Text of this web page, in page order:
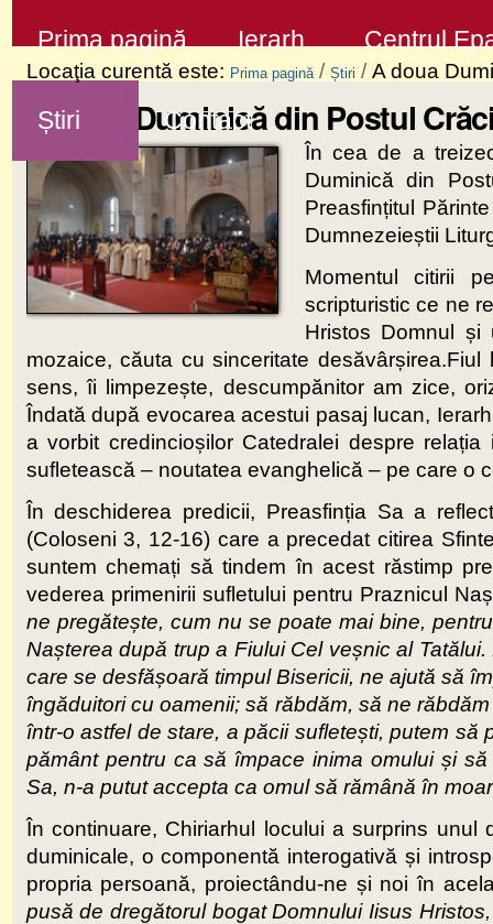
la
conţinut
Sari
la
navigare
Prima pagină Ierarh Centrul
Știri Contact
Locaţia curentă este: Prima pagină / Știri / A doua
A doua Duminică din Postul
În cea de a
Duminică din
Preasfințitul
Dumnezeieștii
Momentul citirii
scripturistic ce ne
Hristos Domnul
mozaice, căuta cu sinceritate
sens, îi limpezește, descumpănitor am zice,
Îndată după evocarea acestui pasaj lucan,
a vorbit credincioșilor Catedralei despre
sufletească – noutatea evanghelică – pe care o
În deschiderea predicii, Preasfinția Sa a
(Coloseni 3, 12-16) care a precedat citirea
suntem chemați să tindem în acest răstimp
vederea primenirii sufletului pentru Praznicul
ne pregătește, cum nu se poate mai bine,
Nașterea după trup a Fiului Cel veșnic al Tatălui.
care se desfășoară timpul Bisericii, ne ajută să
îngăduitori cu oamenii; să răbdăm, să ne
într-o astfel de stare, a păcii sufletești, putem
pământ pentru ca să împace inima omului și
Sa, n-a putut accepta ca omul să rămână în
În continuare, Chiriarhul locului a surprins unul
duminicale, o componentă interogativă și
propria persoană, proiectându-ne și noi în
pusă de dregătorul bogat Domnului Iisus